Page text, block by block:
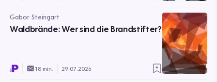
Gabor Steingart
Waldbrände: Wer sind die Brandstifter?
18 min. 29.07.2026